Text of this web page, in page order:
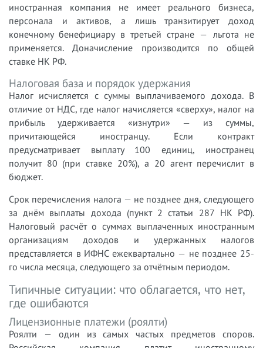
иностранная компания не имеет реального бизнеса,
персонала и активов, а лишь транзитирует доход
конечному бенефициару в третьей стране — льгота не
применяется. Доначисление производится по общей
ставке НК РФ.
Налоговая база и порядок удержания
Налог исчисляется с суммы выплачиваемого дохода. В
отличие от НДС, где налог начисляется «сверху», налог на
прибыль удерживается «изнутри» — из суммы,
причитающейся иностранцу. Если контракт
предусматривает выплату 100 единиц, иностранец
получит 80 (при ставке 20%), а 20 агент перечислит в
бюджет.
Срок перечисления налога — не позднее дня, следующего
за днём выплаты дохода (пункт 2 статьи 287 НК РФ).
Налоговый расчёт о суммах выплаченных иностранным
организациям доходов и удержанных налогов
представляется в ИФНС ежеквартально — не позднее 25-
го числа месяца, следующего за отчётным периодом.
Типичные ситуации: что облагается, что нет,
где ошибаются
Лицензионные платежи (роялти)
Роялти — один из самых частых предметов споров.